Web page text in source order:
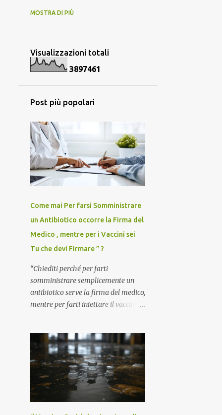
GUERRA ISRAELE PALESTINA IRAN
ISOLA DEI FAMOSI 2024
SCUOLA E DIDATTICA
VAIOLO DELLE SCIMMIE
MOSTRA DI PIÙ
Visualizzazioni totali
3897461
Post più popolari
Come mai Per farsi Somministrare
un Antibiotico occorre la Firma del
Medico , mentre per i Vaccini sei
Tu che devi Firmare ” ?
“Chiediti perché per farti
somministrare semplicemente un
antibiotico serve la firma del medico,
mentre per farti iniettare il vaccino
liberatoria di responsabilità. ” È una
domanda tanto semplice quanto
devastante quella posta dal dottor
Andrea Stramezzi, medico, che ha
curato migliaia di pazienti durante la
pandemia. Un interrogativo che
dovrebbe scuotere chiunque abbia